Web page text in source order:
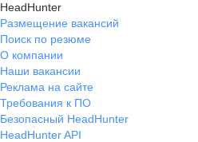
находится тц. Уютный светлый
офис в пешей доступности от
метро. Чай,кофе,разные
вкусняшки, на праздники дарят
подарки сотрудникам и деткам.
Компания дала мне возможность
расти и развиваться, т. к.
предусмотрен карьерный рост
HeadHunter
Размещение вакансий
Поиск по резюме
О компании
Наши вакансии
Реклама на сайте
Требования к ПО
Безопасный HeadHunter
HeadHunter API